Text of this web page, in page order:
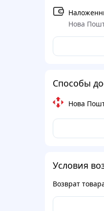
Нова
Способы
Нова
Условия
Возврат